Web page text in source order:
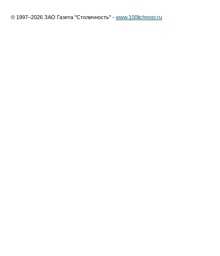
© 1997–2026 ЗАО Газета "Столичность" - www.100lichnost.ru